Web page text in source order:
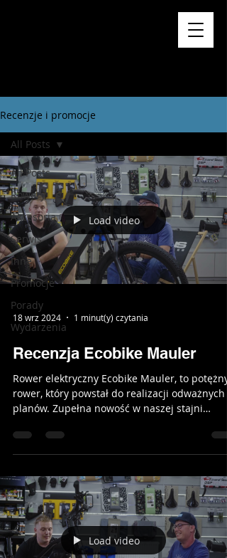
Recenzje i promocje
All Posts
Rowery
Akcesoria
Serwis
Inne
Promocje
Porady
Wydarzenia
All Posts
Load video
18 wrz 2024 1 minut(y) czytania
Recenzja Ecobike Mauler
Rower elektryczny Ecobike Mauler, to potężny
rower, który powstał do realizacji odważnych
planów. Zupełna nowość w naszej stajni
Load video